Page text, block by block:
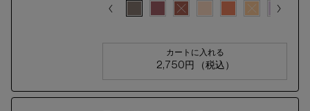
色を選択してください
のカラー プレスド アイシャドー（レフィル）、17/44
270 A【人気色】 のカラー プレスド アイシャドー（レフィル）、18/44
ンディゴ 688 のカラー プレスド アイシャドー（レフィル）、19/44
ド アイシャドー（レフィル）、20/44
スド アイシャドー（レフィル）、21/44
ラー プレスド アイシャドー（レフィル）、22/44
A のカラー プレスド アイシャドー（レフィル）、23/44
ンは在庫切れです, ME ミディアム ブラウン 862 A のカラー プレスド アイシャ
アム ブラウン 885 B のカラー プレスド アイシャドー（レフィル）、25/44
ビッド グレープ 168 のカラー プレスド アイシャドー（レフィル）、26/44
G オレンジ 251 A のカラー プレスド アイシャドー（レフィル）、27/44
商品バリエーションは在庫切れです, PR バイオレット ブルー のカラー
PR ホワイト ゴールド A のカラー プレスド アイシャドー（レフィ
選択済み
PR シルバー のカラー プレスド アイシャドー（レフィル）
選択済み
商品バリエーションは在庫切れです, PR グリーン ア
PR トウキョウ ナイトスケープ【人気色】 の
選択済み
PR ゴールド パープル のカラー プレス
選択済み
商品バリエーションは在庫切れで
W サンドグロー のカラー
選択済み
W ローズ グレイズ
選択済み
商品バリエーシ
選択済み
W ラスト
カートに入れる
2,750円
（税込）
プレスド アイシャドー（